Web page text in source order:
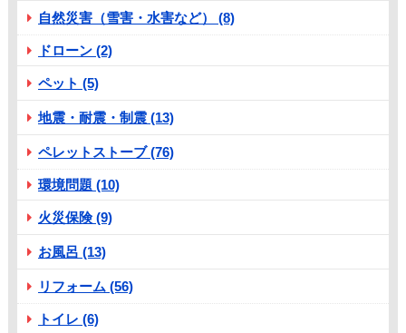
自然災害（雪害・水害など） (8)
ドローン (2)
ペット (5)
地震・耐震・制震 (13)
ペレットストーブ (76)
環境問題 (10)
火災保険 (9)
お風呂 (13)
リフォーム (56)
トイレ (6)